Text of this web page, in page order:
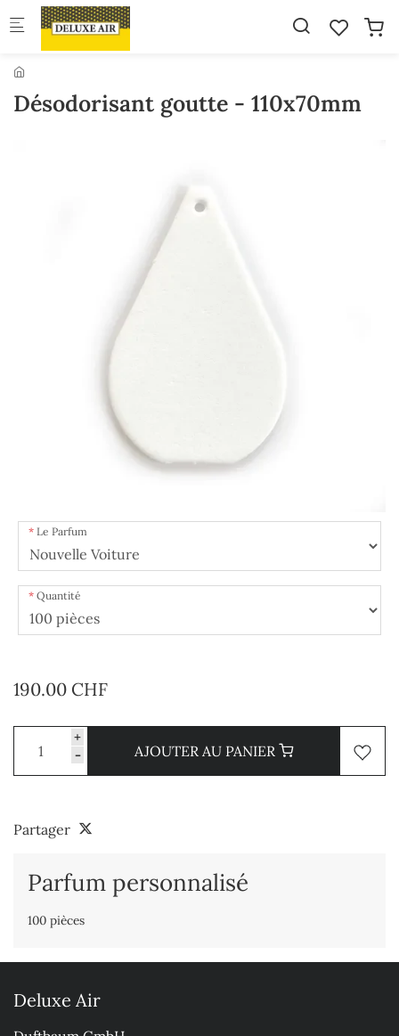
Skip to main content
Désodorisant goutte - 110x70mm
Le Parfum
Quantité
190.00 CHF
+
-
AJOUTER AU PANIER
Partager
Parfum personnalisé
100 pièces
Deluxe Air